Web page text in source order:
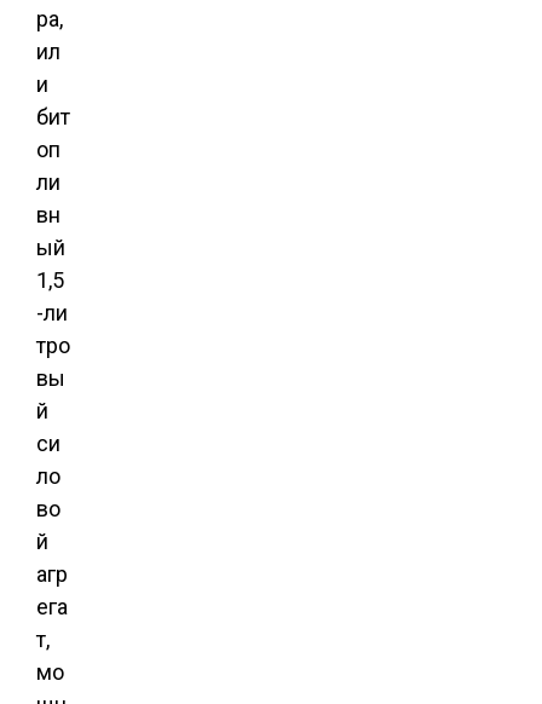
ра,
ил
и
бит
оп
ли
вн
ый
1,5
-ли
тро
вы
й
си
ло
во
й
агр
ега
т,
мо